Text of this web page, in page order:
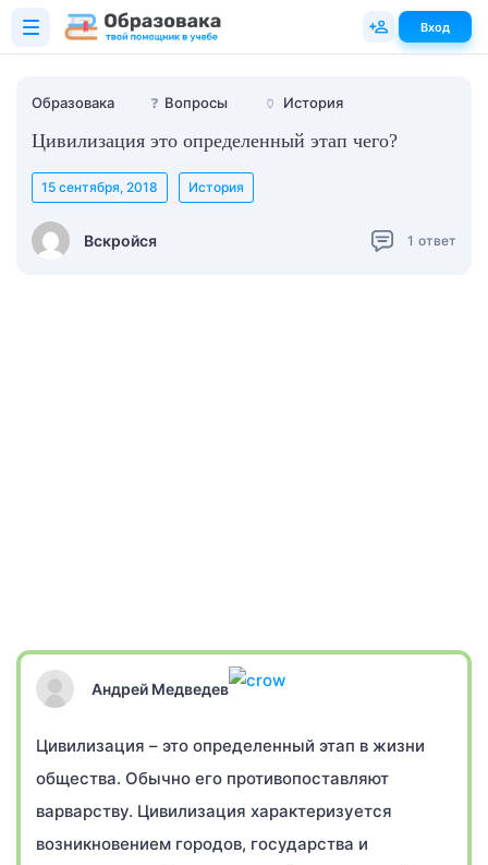
Образовака ❓ Вопросы 🏺 История
Цивилизация это определенный этап чего?
Вскройся
15 сентября, 2018 История
1 ответ
Андрей Медведев
Цивилизация – это определенный этап в жизни
общества. Обычно его противопоставляют
варварству. Цивилизация характеризуется
возникновением городов, государства и
Вход